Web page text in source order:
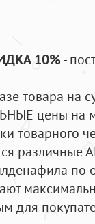
10%-
товара на
цены на
товарного
по
для